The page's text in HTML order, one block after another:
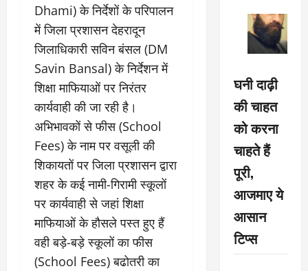
Dhami) के निर्देशों के परिपालन
में जिला प्रशासन देहरादून
जिलाधिकारी सविन बंसल (DM
Savin Bansal) के निर्देशन में
शिक्षा माफियाओं पर निरंतर
कार्यवाही की जा रही है।
अभिभावकों से फीस (School
Fees) के नाम पर वसूली की
शिकायतों पर जिला प्रशासन द्वारा
शहर के कई नामी-गिरामी स्कूलों
पर कार्यवाही से जहां शिक्षा
माफियाओं के हौसले पस्त हुए हैं
वही बड़े-बड़े स्कूलों का फीस
(School Fees) बढोतरी का
घनी दाढ़ी
की चाहत
को करना
चाहते हैं
पूरी,
आजमाए ये
आसान
टिप्स